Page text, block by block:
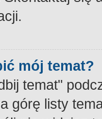
mój temat?
temat"
górę listy